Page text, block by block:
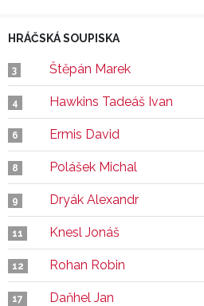
HRÁČSKÁ SOUPISKA
3 Štěpán Marek
4 Hawkins Tadeáš Ivan
6 Ermis David
8 Polášek Michal
9 Dryák Alexandr
11 Knesl Jonáš
12 Rohan Robin
17 Daňhel Jan